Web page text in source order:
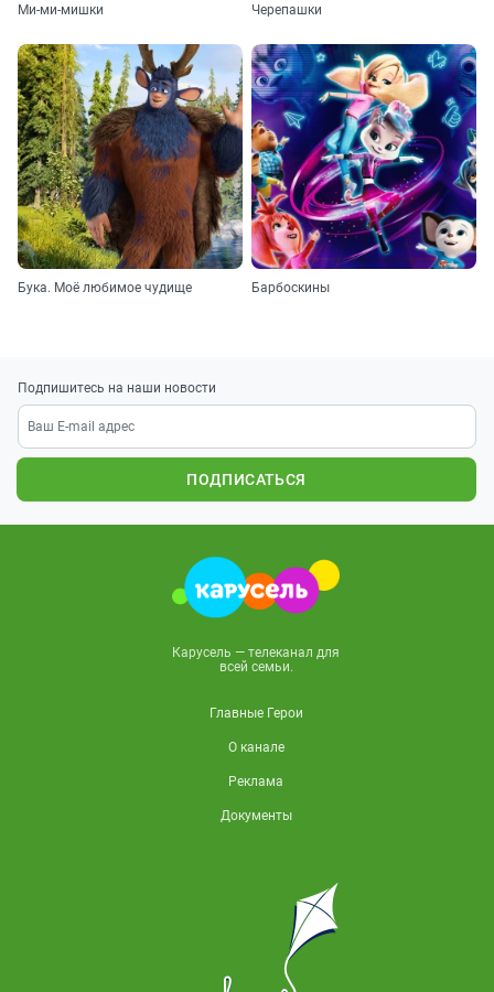
Ми-ми-мишки Черепашки
Бука. Моё любимое чудище Барбоскины
Подпишитесь на наши новости
ПОДПИСАТЬСЯ
Карусель — телеканал для
всей семьи.
Главные Герои
О канале
Реклама
Документы